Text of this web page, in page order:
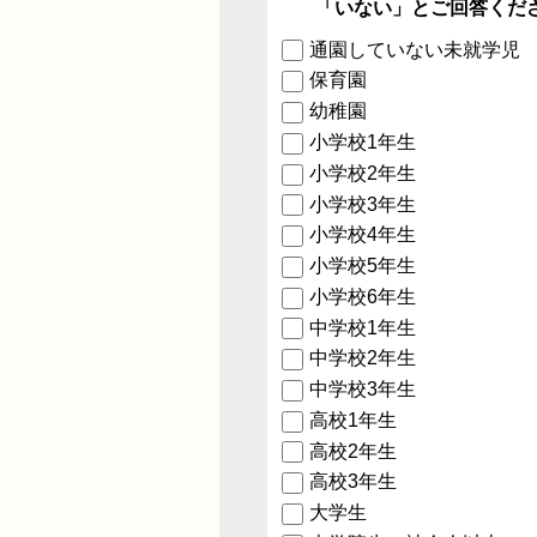
「いない」とご回答くだ
通園していない未就学児
保育園
幼稚園
小学校1年生
小学校2年生
小学校3年生
小学校4年生
小学校5年生
小学校6年生
中学校1年生
中学校2年生
中学校3年生
高校1年生
高校2年生
高校3年生
大学生